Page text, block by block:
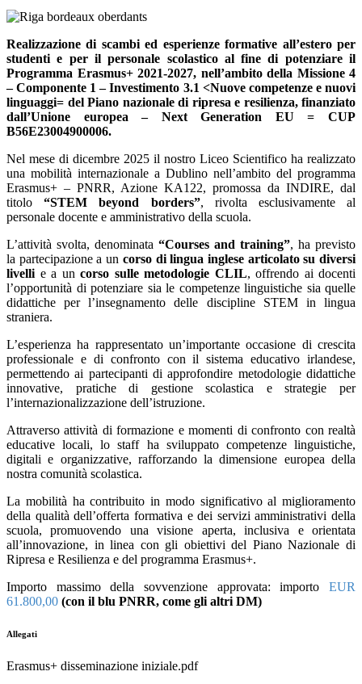
Realizzazione di scambi ed esperienze formative all’estero per
studenti e per il personale scolastico al fine di potenziare il
Programma Erasmus+ 2021-2027, nell’ambito della Missione 4
–Componente 1 – Investimento 3.1 <Nuove competenze e nuovi
linguaggi= del Piano nazionale di ripresa e resilienza, finanziato
dall’Unione europea – Next Generation EU = CUP
B56E23004900006.
Nel mese di dicembre 2025 il nostro Liceo Scientifico ha realizzato
una mobilità internazionale a Dublino nell’ambito del programma
Erasmus+ – PNRR, Azione KA122, promossa da INDIRE, dal
titolo
“STEM beyond borders”, rivolta esclusivamente al
personale docente e amministrativo della scuola.
L’attività svolta, denominata “Courses and training”, ha previsto
la partecipazione a un corso di lingua inglese articolato su diversi
livelli e a un corso sulle metodologie CLIL, offrendo ai docenti
l’opportunità di potenziare sia le competenze linguistiche sia quelle
didattiche per l’insegnamento delle discipline STEM in lingua
straniera.
L’esperienza ha rappresentato un’importante occasione di crescita
professionale e di confronto con il sistema educativo irlandese,
permettendo ai partecipanti di approfondire metodologie didattiche
innovative, pratiche di gestione scolastica e strategie per
l’internazionalizzazione dell’istruzione.
Attraverso attività di formazione e momenti di confronto con realtà
educative locali, lo staff ha sviluppato competenze linguistiche,
digitali e organizzative, rafforzando la dimensione europea della
nostra comunità scolastica.
La mobilità ha contribuito in modo significativo al miglioramento
della qualità dell’offerta formativa e dei servizi amministrativi della
scuola, promuovendo una visione aperta, inclusiva e orientata
all’innovazione, in linea con gli obiettivi del Piano Nazionale di
Ripresa e Resilienza e del programma Erasmus+.
Importo massimo della sovvenzione approvata: importo
EUR
61.800,00 (con il blu PNRR, come gli altri DM)
Allegati
Erasmus+ disseminazione iniziale.pdf